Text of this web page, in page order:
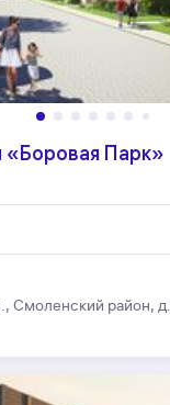
Парк»
Смоленский район,